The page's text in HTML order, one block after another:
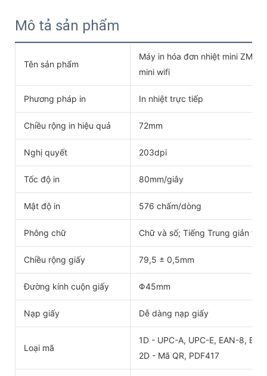
Mô tả sản phẩm
Tên sản phẩm
Máy in hóa đơn nhiệt mini
mini wifi
Phương pháp in In nhiệt trực tiếp
Chiều rộng in hiệu quả 72mm
Nghị quyết 203dpi
Tốc độ in 80mm/giây
Mật độ in 576 chấm/dòng
Phông chữ Chữ và số; Tiếng Trung giản
Chiều rộng giấy 79,5 ± 0,5mm
Đường kính cuộn giấy Φ45mm
Nạp giấy Dễ dàng nạp giấy
Loại mã
1D - UPC-A, UPC-E, EAN-8,
2D - Mã QR, PDF417